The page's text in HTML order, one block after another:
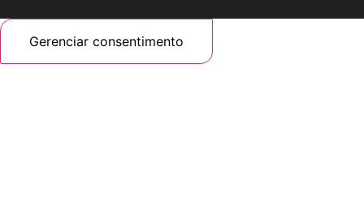
Gerenciar consentimento